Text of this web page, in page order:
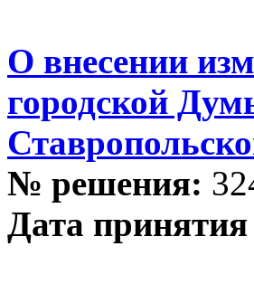
О внесении
городской
№ решения:
Дата